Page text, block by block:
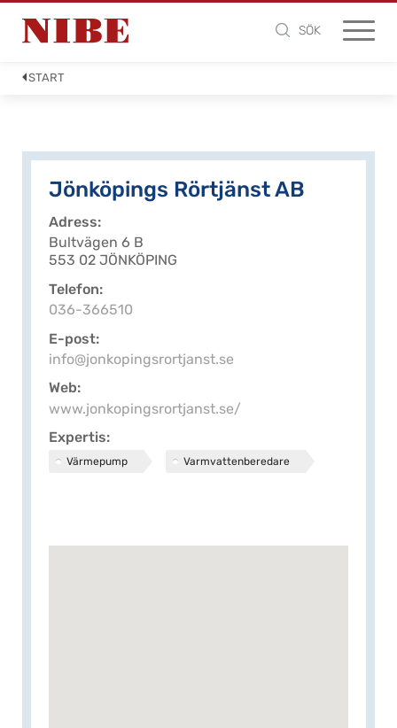
SÖK
START
Jönköpings Rörtjänst AB
Adress
Bultvägen 6 B
553 02 JÖNKÖPING
Telefon
036-366510
E-post
info@jonkopingsrortjanst.se
Web
www.jonkopingsrortjanst.se/
Expertis
Värmepump Varmvattenberedare